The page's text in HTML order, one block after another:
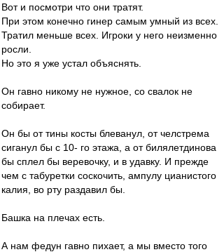
Вот и посмотри что они тратят.
При этом конечно гинер самым умный из всех.
Тратил меньше всех. Игроки у него неизменно
росли.
Но это я уже устал объяснять.
Он гавно никому не нужное, со свалок не
собирает.
Он бы от тины косты блеванул, от челстрема
сиганул бы с 10- го этажа, а от билялетдинова
бы сплел бы веревочку, и в удавку. И прежде
чем с табуретки соскочить, ампулу цианистого
калия, во рту раздавил бы.
Башка на плечах есть.
А нам федун гавно пихает, а мы вместо того